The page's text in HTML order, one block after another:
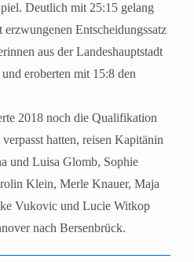
Deutlich mit 25:15 gelang
Entscheidungssatz
aus der Landeshauptstadt
eroberten mit 15:8 den
2018 noch die Qualifikation
hatten, reisen Kapitänin
und Luisa Glomb, Sophie
Klein, Merle Knauer, Maja
Vukovic und Lucie Witkop
nach Bersenbrück.